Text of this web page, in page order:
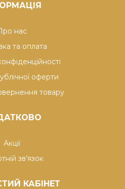
нас
та оплата
оферти
товару
Акції
зв’язок
КАБІНЕТ